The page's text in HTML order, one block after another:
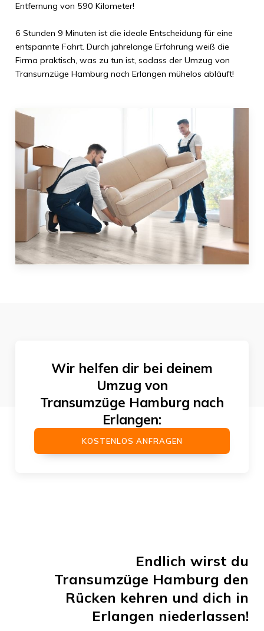
Entfernung von 590 Kilometer!
6 Stunden 9 Minuten ist die ideale Entscheidung für eine
entspannte Fahrt. Durch jahrelange Erfahrung weiß die
Firma praktisch, was zu tun ist, sodass der Umzug von
Transumzüge Hamburg nach Erlangen mühelos abläuft!
Wir helfen dir bei deinem
Umzug von
Transumzüge Hamburg nach
Erlangen:
KOSTENLOS ANFRAGEN
Endlich wirst du
Transumzüge Hamburg den
Rücken kehren und dich in
Erlangen niederlassen!